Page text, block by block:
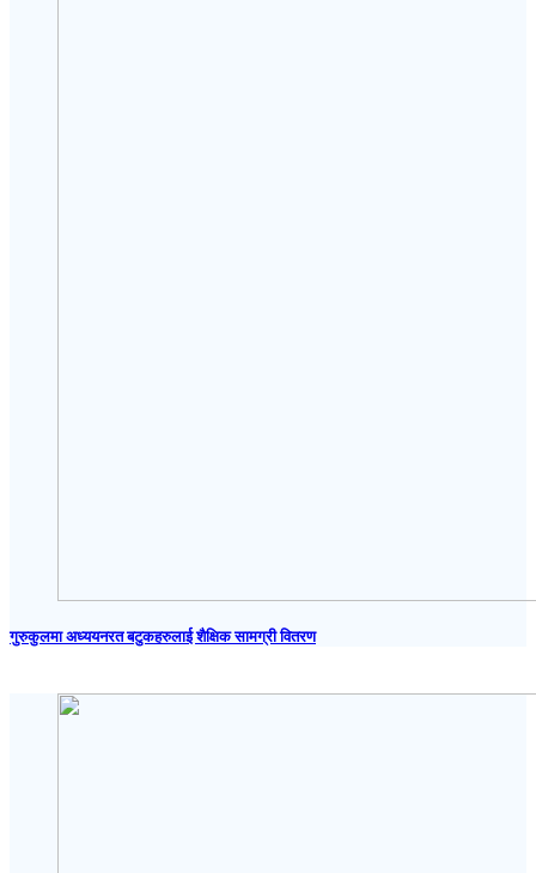
गुरुकुलमा अध्ययनरत बटुकहरुलाई शैक्षिक सामग्री वितरण